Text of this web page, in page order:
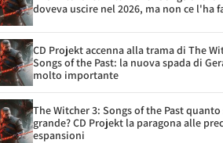
doveva uscire nel 2026, ma non ce l'ha
CD Projekt accenna alla trama di The
Songs of the Past: la nuova spada di
molto importante
The Witcher 3: Songs of the Past quanto
grande? CD Projekt la paragona alle
espansioni